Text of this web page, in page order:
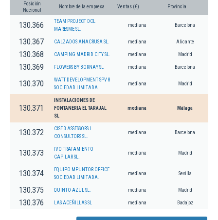
Posición
Nacional
Nombre de la empresa Ventas (€) Provincia
130.366
TEAM PROJECT DCL
MARESME SL.
mediana Barcelona
130.367 CALZADOS ANACRUSA SL. mediana Alicante
130.368 CAMPING MADRID CITY SL. mediana Madrid
130.369 FLOWERS BY BORNAY SL mediana Barcelona
130.370
WATT DEVELOPMENT SPV 8
SOCIEDAD LIMITADA.
mediana Madrid
130.371
INSTALACIONES DE
FONTANERIA EL TARAJAL
SL
mediana Málaga
130.372
CISE 3 ASSESSORS I
CONSULTORS SL.
mediana Barcelona
130.373
IVO TRATAMIENTO
CAPILAR SL.
mediana Madrid
130.374
EQUIPO MPUNTOR OFFICE
SOCIEDAD LIMITADA.
mediana Sevilla
130.375 QUINTO AZUL SL. mediana Madrid
130.376 LAS ACEÑILLAS SL mediana Badajoz